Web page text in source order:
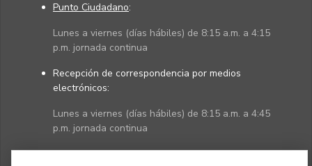
Punto Ciudadano:
Lunes a viernes (días hábiles) de 8:15 a.m. a 4:15
p.m. jornada continua
Recepción de correspondencia por medios
electrónicos:
Lunes a viernes (días hábiles) de 8:15 a.m. a 4:45
p.m. jornada continua